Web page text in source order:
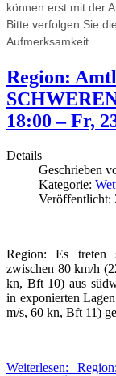
können erst mit der
Bitte verfolgen Sie
Aufmerksamkeit.
Region:
18:00 – Fr,
Details
Geschrieben
Kategorie:
Veröffentlicht:
Region: Es treten
zwischen 80 km/h
kn, Bft 10) aus
in exponierten
m/s, 60 kn, Bft 11)
Weiterlesen: